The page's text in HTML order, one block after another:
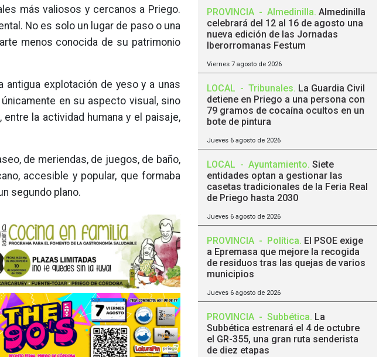
más valiosos y cercanos a Priego.
No es solo un lugar de paso o una
menos conocida de su patrimonio
antigua explotación de yeso y a unas
en su aspecto visual, sino
la actividad humana y el paisaje,
de meriendas, de juegos, de baño,
accesible y popular, que formaba
segundo plano.
PROVINCIA - Almedinilla. Almedinilla
celebrará del 12 al 16 de agosto una
nueva edición de las Jornadas
Iberorromanas Festum
Viernes 7 agosto de 2026
LOCAL - Tribunales. La Guardia Civil
detiene en Priego a una persona con
79 gramos de cocaína ocultos en un
bote de pintura
Jueves 6 agosto de 2026
LOCAL - Ayuntamiento. Siete
entidades optan a gestionar las
casetas tradicionales de la Feria Real
de Priego hasta 2030
Jueves 6 agosto de 2026
PROVINCIA - Política. El PSOE exige
a Epremasa que mejore la recogida
de residuos tras las quejas de varios
municipios
Jueves 6 agosto de 2026
PROVINCIA - Subbética. La
Subbética estrenará el 4 de octubre
el GR-355, una gran ruta senderista
de diez etapas